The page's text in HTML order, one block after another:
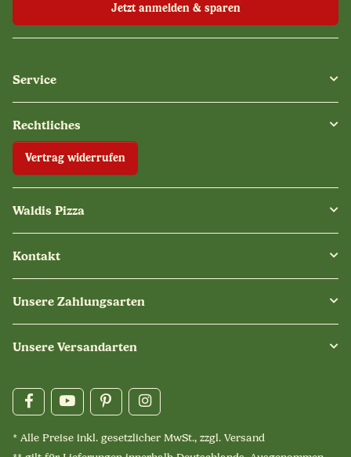
Jetzt anmelden & sparen
Service
Rechtliches
Vertrag widerrufen
Waldis Pizza
Kontakt
Unsere Zahlungsarten
Unsere Versandarten
* Alle Preise inkl. gesetzlicher MwSt., zzgl. Versand